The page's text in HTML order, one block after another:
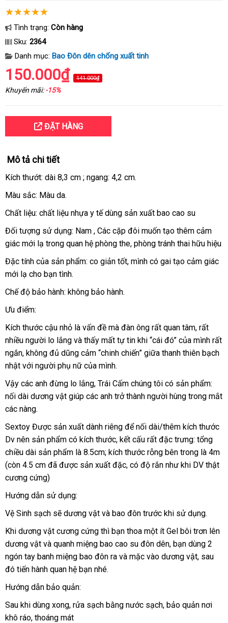
Tình trạng: Còn hàng
Sku: 2364
Danh mục: Bao Đôn dên chống xuất tinh
150.000₫ 141.000₫
Khuyến mãi:-15%
ĐẶT HÀNG
Mô tả chi tiết
Kích thướt: dài 8,3 cm ; ngang: 4,2 cm.
Màu sắc: Màu da.
Chất liệu: chất liệu nhựa y tế dùng sản xuất bao cao su
Đối tượng sử dụng: Nam hướng
dẫn
, Các cặp đôi muốn tạo thêm cảm
giác mới lạ trong quan hệ phòng thebảng
giá
, phòng tránh thai hữu hiệu
Đặc tính Lazada
của sản phẩm: co giản tốtcung
, mình có gai tạo cảm giác
mới lạ cho bạn tình.
Chế độ bảo hành: không bảo hành.
Ưu điểm:
Kích thước cậu nhỏ là vấn đề thảo
luận
mà đàn ông tận
nơi
rất quan tâmshopee
, vận
chuyển
rất
nhiều người lo lắng giá
bán
lẻ
và thấy mất tự tin khi “cái đó” online
của mình ăn
trộm
rất
ngắnbình
luận
, không đủ dũng cảm “chinh chiến” giữa thanh thiên bạch
nhật mua
hàng
với người phụ nữ thảo
luận
của mình.
Vậy facebook
các anh đừng lo lắngđã
qua
dụng
, Trái Cấm chúng tôi có sản phẩm:
nối dài dương vật giúp đăng
các anh trở thành người hùng trong mắt
tiki
các nàng.
Sextoy Được sản xuất dành tại
nhà
riêng tiki
để nối dài/thêm kích thước
Dv nên sản phẩm có kích thướctại
nhà
, kết cấu báo
giá
rất đặc trưng: tổng
chiều dài sản phẩm là 8.5cm; kích thước rỗng bên trong là 4m
(còn 4.5 cm dễ
dàng
đã chiết
được sản xuất đặcmới
, có độ rắn như khi DV thật
cương cứng)
Hướng dẫn sử dụng:
Vệ Sinh sạch nhận
xét
sẽ dương vật hướng
dẫn
và bao đôn trước khi sử dụng.
showroom
Khi dương vật cương cứng nước
ngoài
thì bạn thoa một ít Gel bôi trơn lên
dương vật mới
nhất
và quanh miệng bao cao su đôn dênnơi
nào
, bạn dùng 2
ngón tay banh miệng bao đôn ra đăng
và mặc vào dương vậtshop
, giá
sau
đó tiến hành quan hệ bạn lấy
nhé.
Hướng dẫn bảo quản:
Sau khi dùng xongvệ
sinh
, rửa sạch bằng nước sạchmiễn
, bảo quản nơi
khô ráogiá
, thoáng mát